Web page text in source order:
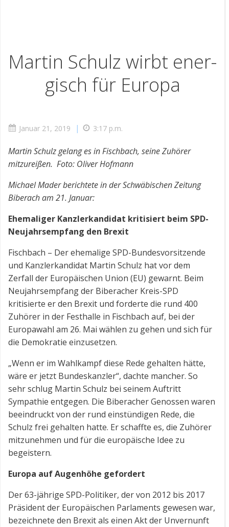
Mar­tin Schulz wirbt en­er­
gisch für Eu­ro­pa
Januar 21, 2019 | 3:17 p.m.
Martin Schulz gelang es in Fischbach, seine Zuhörer
mitzureißen. Foto: Oliver Hofmann
Michael Mader berichtete in der Schwäbischen Zeitung
Biberach am 21. Januar:
Ehemaliger Kanzlerkandidat kritisiert beim SPD-
Neujahrsempfang den Brexit
Fischbach – Der ehemalige SPD-Bundesvorsitzende
und Kanzlerkandidat Martin Schulz hat vor dem
Zerfall der Europäischen Union (EU) gewarnt. Beim
Neujahrsempfang der Biberacher Kreis-SPD
kritisierte er den Brexit und forderte die rund 400
Zuhörer in der Festhalle in Fischbach auf, bei der
Europawahl am 26. Mai wählen zu gehen und sich für
die Demokratie einzusetzen.
„Wenn er im Wahlkampf diese Rede gehalten hätte,
wäre er jetzt Bundeskanzler“, dachte mancher. So
sehr schlug Martin Schulz bei seinem Auftritt
Sympathie entgegen. Die Biberacher Genossen waren
beeindruckt von der rund einstündigen Rede, die
Schulz frei gehalten hatte. Er schaffte es, die Zuhörer
mitzunehmen und für die europäische Idee zu
begeistern.
Europa auf Augenhöhe gefordert
Der 63-jährige SPD-Politiker, der von 2012 bis 2017
Präsident der Europäischen Parlaments gewesen war,
bezeichnete den Brexit als einen Akt der Unvernunft